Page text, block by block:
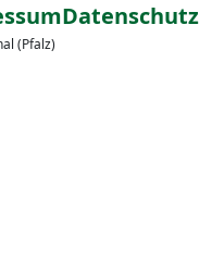
Datenschutz
(Pfalz)